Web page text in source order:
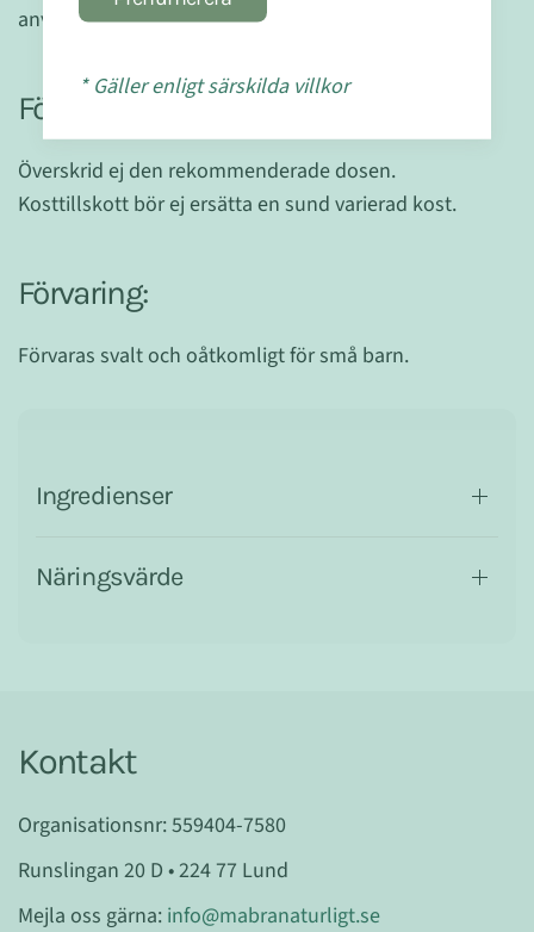
anvisningar från sjukvårdspersonal.
Försiktighet:
Överskrid ej den rekommenderade dosen.
Kosttillskott bör ej ersätta en sund varierad kost.
Förvaring:
Förvaras svalt och oåtkomligt för små barn.
Ingredienser
Näringsvärde
Kontakt
Organisationsnr: 559404-7580
Runslingan 20 D • 224 77 Lund
Mejla oss gärna: info@mabranaturligt.se
* Gäller enligt särskilda villkor